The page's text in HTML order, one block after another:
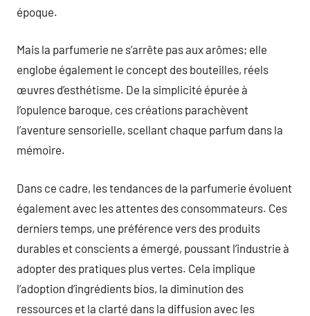
époque.
Mais la parfumerie ne s’arrête pas aux arômes; elle
englobe également le concept des bouteilles, réels
œuvres d’esthétisme. De la simplicité épurée à
l’opulence baroque, ces créations parachèvent
l’aventure sensorielle, scellant chaque parfum dans la
mémoire.
Dans ce cadre, les tendances de la parfumerie évoluent
également avec les attentes des consommateurs. Ces
derniers temps, une préférence vers des produits
durables et conscients a émergé, poussant l’industrie à
adopter des pratiques plus vertes. Cela implique
l’adoption d’ingrédients bios, la diminution des
ressources et la clarté dans la diffusion avec les